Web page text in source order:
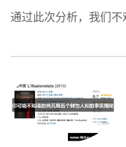
通过此次分析，我们